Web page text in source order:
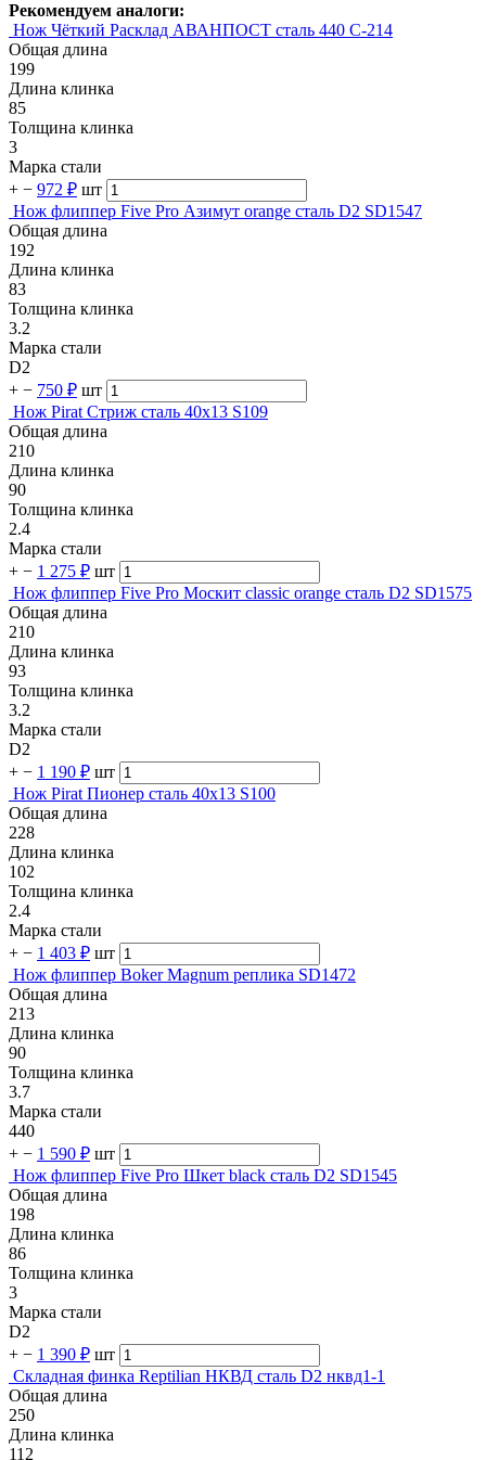
Рекомендуем аналоги:
Нож Чёткий Расклад АВАНПОСТ сталь 440 C-214
Общая длина
199
Длина клинка
85
Толщина клинка
3
Марка стали
+ − 972 ₽ шт
Нож флиппер Five Pro Азимут orange сталь D2 SD1547
Общая длина
192
Длина клинка
83
Толщина клинка
3.2
Марка стали
D2
+ − 750 ₽ шт
Нож Pirat Стриж сталь 40х13 S109
Общая длина
210
Длина клинка
90
Толщина клинка
2.4
Марка стали
+ − 1 275 ₽ шт
Нож флиппер Five Pro Москит classic orange сталь D2 SD1575
Общая длина
210
Длина клинка
93
Толщина клинка
3.2
Марка стали
D2
+ − 1 190 ₽ шт
Нож Pirat Пионер сталь 40х13 S100
Общая длина
228
Длина клинка
102
Толщина клинка
2.4
Марка стали
+ − 1 403 ₽ шт
Нож флиппер Boker Magnum реплика SD1472
Общая длина
213
Длина клинка
90
Толщина клинка
3.7
Марка стали
440
+ − 1 590 ₽ шт
Нож флиппер Five Pro Шкет black сталь D2 SD1545
Общая длина
198
Длина клинка
86
Толщина клинка
3
Марка стали
D2
+ − 1 390 ₽ шт
Складная финка Reptilian НКВД сталь D2 нквд1-1
Общая длина
250
Длина клинка
112